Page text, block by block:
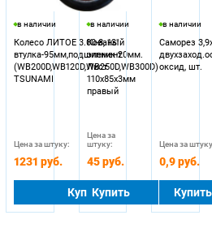
в наличии
Колесо ЛИТОЕ 3.00-8, 13"
втулка-95мм,подшипник-20мм.
(WB200D,WB120D,WB250D,WB300D)
TSUNAMI
Цена за штуку:
1231 руб.
Купить
в наличии
Кованый
элемент
Лист
110х85х3мм
правый
Цена за
штуку:
45 руб.
Купить
в наличии
Саморез
оксид, шт.
Цена за
0,9 руб.
Купить